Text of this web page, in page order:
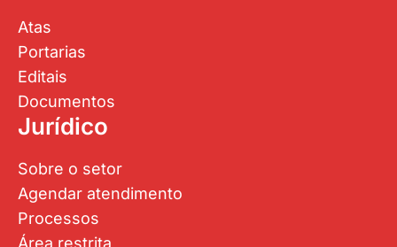
Atas
Portarias
Editais
Documentos
Jurídico
Sobre o setor
Agendar atendimento
Processos
Área restrita